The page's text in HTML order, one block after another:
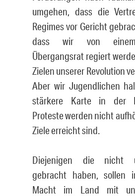
umgehen, dass die
Regimes vor Gericht
dass wir von einem
Übergangsrat regiert
Zielen unserer Revolution
Aber wir Jugendlichen
stärkere Karte in der
Proteste werden nicht
Ziele erreicht sind.
Diejenigen die nicht
gebracht haben, sollen
Macht im Land mit